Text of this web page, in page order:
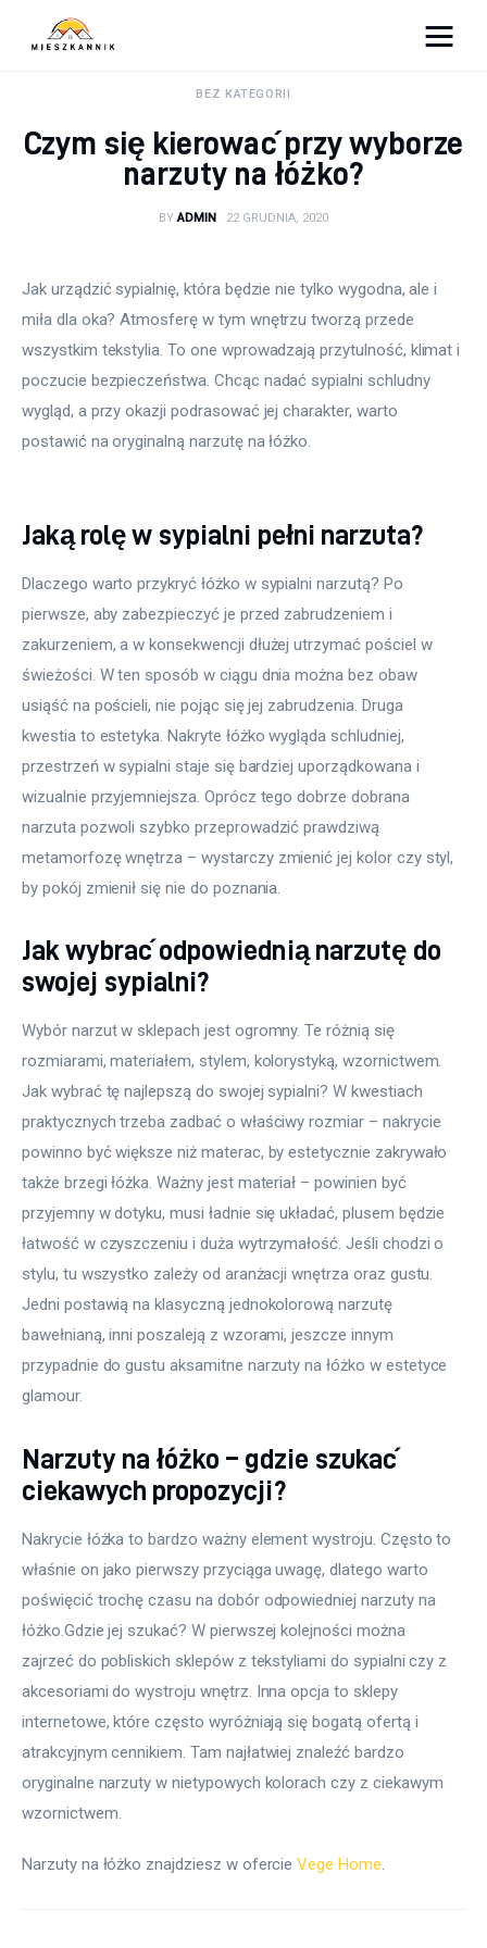
Sypialnia
Salon
Ogród
Salon
BEZ KATEGORII
Czym się kierować przy wyborze
narzuty na łóżko?
BY ADMIN 22 GRUDNIA, 2020
Jak urządzić sypialnię, która będzie nie tylko wygodna, ale i
miła dla oka? Atmosferę w tym wnętrzu tworzą przede
wszystkim tekstylia. To one wprowadzają przytulność, klimat i
poczucie bezpieczeństwa. Chcąc nadać sypialni schludny
wygląd, a przy okazji podrasować jej charakter, warto
postawić na oryginalną narzutę na łóżko.
Jaką rolę w sypialni pełni narzuta?
Dlaczego warto przykryć łóżko w sypialni narzutą? Po
pierwsze, aby zabezpieczyć je przed zabrudzeniem i
zakurzeniem, a w konsekwencji dłużej utrzymać pościel w
świeżości. W ten sposób w ciągu dnia można bez obaw
usiąść na pościeli, nie pojąc się jej zabrudzenia. Druga
kwestia to estetyka. Nakryte łóżko wygląda schludniej,
przestrzeń w sypialni staje się bardziej uporządkowana i
wizualnie przyjemniejsza. Oprócz tego dobrze dobrana
narzuta pozwoli szybko przeprowadzić prawdziwą
metamorfozę wnętrza – wystarczy zmienić jej kolor czy styl,
by pokój zmienił się nie do poznania.
Jak wybrać odpowiednią narzutę do
swojej sypialni?
Wybór narzut w sklepach jest ogromny. Te różnią się
rozmiarami, materiałem, stylem, kolorystyką, wzornictwem.
Jak wybrać tę najlepszą do swojej sypialni? W kwestiach
praktycznych trzeba zadbać o właściwy rozmiar – nakrycie
powinno być większe niż materac, by estetycznie zakrywało
także brzegi łóżka. Ważny jest materiał – powinien być
przyjemny w dotyku, musi ładnie się układać, plusem będzie
łatwość w czyszczeniu i duża wytrzymałość. Jeśli chodzi o
stylu, tu wszystko zależy od aranżacji wnętrza oraz gustu.
Jedni postawią na klasyczną jednokolorową narzutę
bawełnianą, inni poszaleją z wzorami, jeszcze innym
przypadnie do gustu aksamitne narzuty na łóżko w estetyce
glamour.
Narzuty na łóżko – gdzie szukać
ciekawych propozycji?
Nakrycie łóżka to bardzo ważny element wystroju. Często to
właśnie on jako pierwszy przyciąga uwagę, dlatego warto
poświęcić trochę czasu na dobór odpowiedniej narzuty na
łóżko.Gdzie jej szukać? W pierwszej kolejności można
zajrzeć do pobliskich sklepów z tekstyliami do sypialni czy z
akcesoriami do wystroju wnętrz. Inna opcja to sklepy
internetowe, które często wyróżniają się bogatą ofertą i
atrakcyjnym cennikiem. Tam najłatwiej znaleźć bardzo
oryginalne narzuty w nietypowych kolorach czy z ciekawym
wzornictwem.
Narzuty na łóżko znajdziesz w ofercie Vege Home.